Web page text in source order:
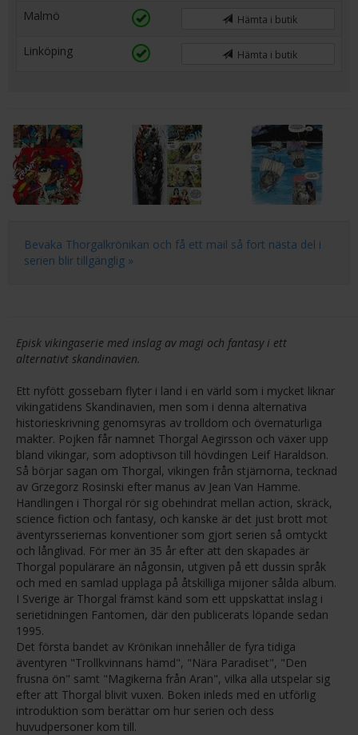
Malmö Hämta i butik
Linköping Hämta i butik
Bevaka Thorgalkrönikan och få ett mail så fort nästa del i
serien blir tillgänglig »
Episk vikingaserie med inslag av magi och fantasy i ett
alternativt skandinavien.
Ett nyfött gossebarn flyter i land i en värld som i mycket liknar
vikingatidens Skandinavien, men som i denna alternativa
historieskrivning genomsyras av trolldom och övernaturliga
makter. Pojken får namnet Thorgal Aegirsson och växer upp
bland vikingar, som adoptivson till hövdingen Leif Haraldson.
Så börjar sagan om Thorgal, vikingen från stjärnorna, tecknad
av Grzegorz Rosinski efter manus av Jean Van Hamme.
Handlingen i Thorgal rör sig obehindrat mellan action, skräck,
science fiction och fantasy, och kanske är det just brott mot
äventyrsseriernas konventioner som gjort serien så omtyckt
och långlivad. För mer än 35 år efter att den skapades är
Thorgal populärare än någonsin, utgiven på ett dussin språk
och med en samlad upplaga på åtskilliga mijoner sålda album.
I Sverige är Thorgal främst känd som ett uppskattat inslag i
serietidningen Fantomen, där den publicerats löpande sedan
1995.
Det första bandet av Krönikan innehåller de fyra tidiga
äventyren "Trollkvinnans hämd", "Nära Paradiset", "Den
frusna ön" samt "Magikerna från Aran", vilka alla utspelar sig
efter att Thorgal blivit vuxen. Boken inleds med en utförlig
introduktion som berättar om hur serien och dess
huvudpersoner kom till.